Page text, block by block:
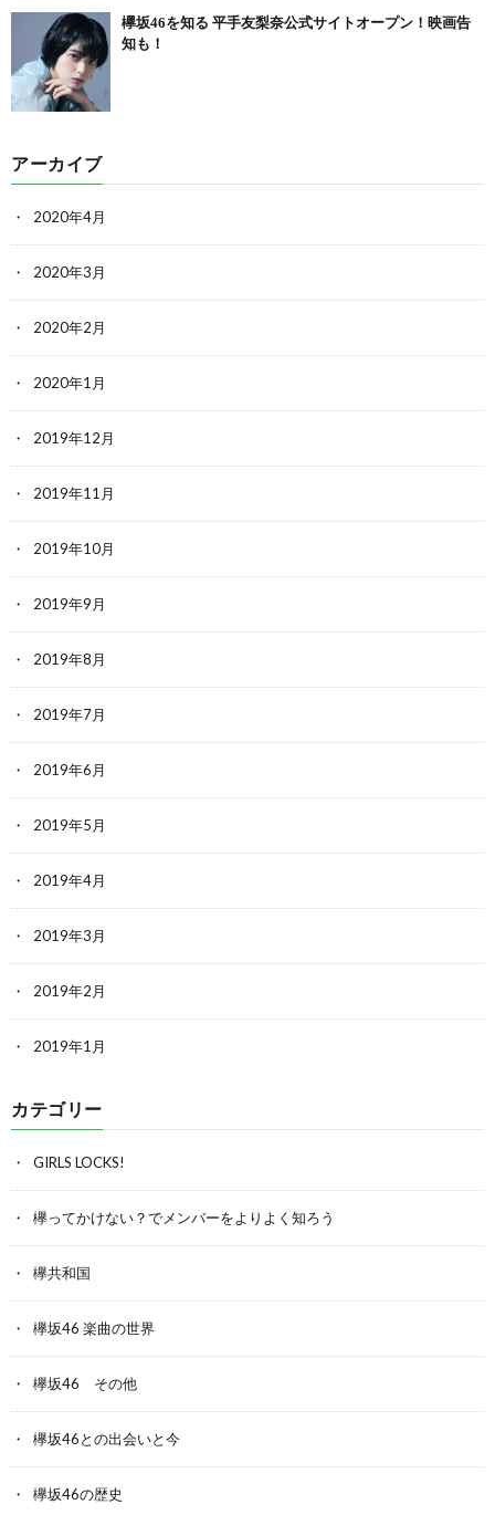
欅坂46を知る 平手友梨奈公式サイトオープン！映画告
知も！
アーカイブ
2020年4月
2020年3月
2020年2月
2020年1月
2019年12月
2019年11月
2019年10月
2019年9月
2019年8月
2019年7月
2019年6月
2019年5月
2019年4月
2019年3月
2019年2月
2019年1月
カテゴリー
GIRLS LOCKS!
欅ってかけない？でメンバーをよりよく知ろう
欅共和国
欅坂46 楽曲の世界
欅坂46 その他
欅坂46との出会いと今
欅坂46の歴史